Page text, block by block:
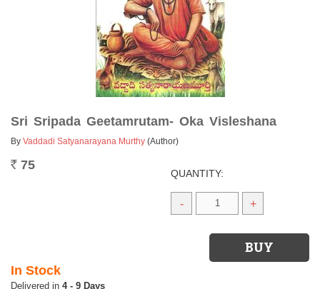
Sri Sripada Geetamrutam- Oka Visleshana
By Vaddadi Satyanarayana Murthy (Author)
Rs. 75
QUANTITY:
- +
In Stock
4 - 9 Days